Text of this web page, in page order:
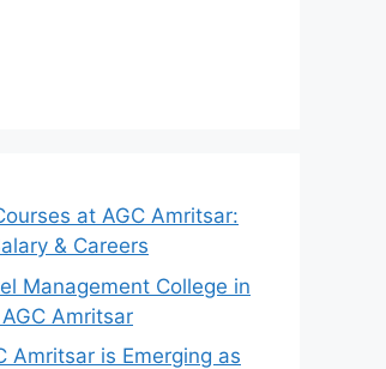
at AGC Amritsar:
& Careers
Management College in
Amritsar
Amritsar is Emerging as